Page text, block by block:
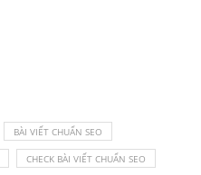
BÀI VIẾT CHUẨN SEO
CHECK BÀI VIẾT CHUẨN SEO